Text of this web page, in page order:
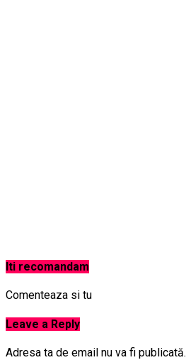
Iti recomandam
Comenteaza si tu
Leave a Reply
Adresa ta de email nu va fi publicată.